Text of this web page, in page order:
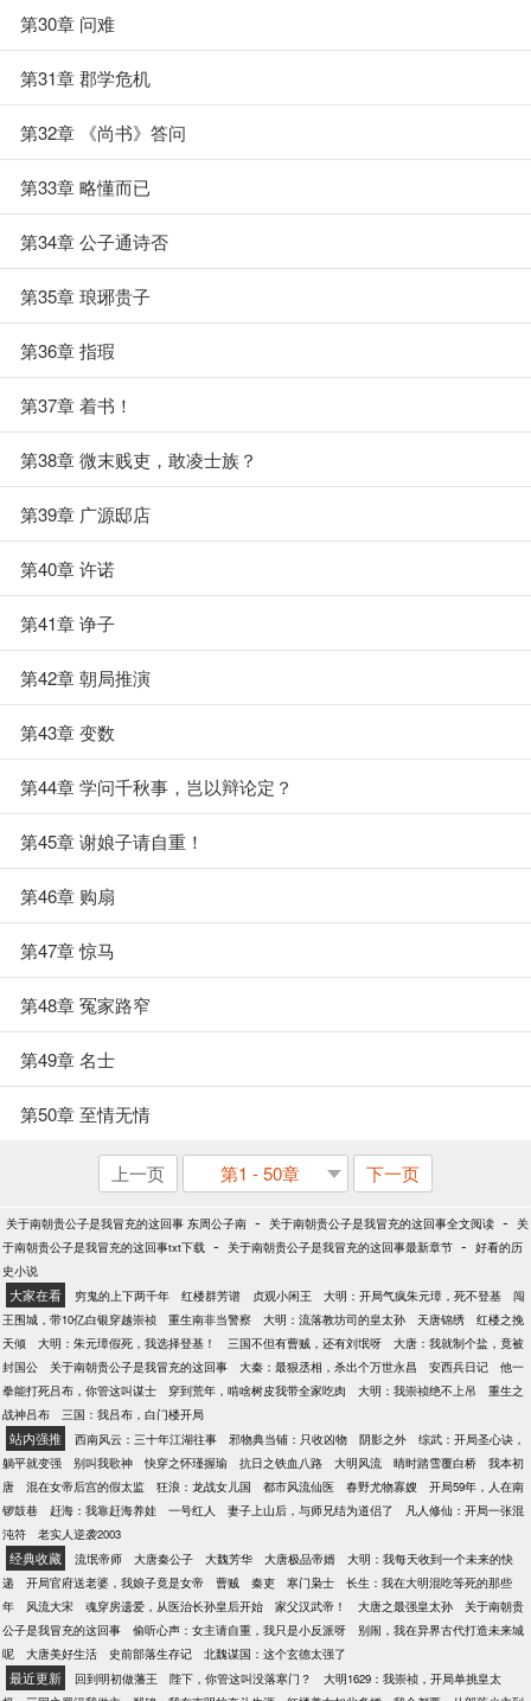
第30章 问难
第31章 郡学危机
第32章 《尚书》答问
第33章 略懂而已
第34章 公子通诗否
第35章 琅琊贵子
第36章 指瑕
第37章 着书！
第38章 微末贱吏，敢凌士族？
第39章 广源邸店
第40章 许诺
第41章 诤子
第42章 朝局推演
第43章 变数
第44章 学问千秋事，岂以辩论定？
第45章 谢娘子请自重！
第46章 购扇
第47章 惊马
第48章 冤家路窄
第49章 名士
第50章 至情无情
上一页 第1 - 50章 下一页
关于南朝贵公子是我冒充的这回事 东周公子南 - 关于南朝贵公子是我冒充的这回事全文阅读 -
关
于南朝贵公子是我冒充的这回事txt下载 - 关于南朝贵公子是我冒充的这回事最新章节 - 好看的历
史小说
大家在看 穷鬼的上下两千年 红楼群芳谱 贞观小闲王 大明：开局气疯朱元璋，死不登基
闯
王围城，带10亿白银穿越崇祯
重生南非当警察 大明：流落教坊司的皇太孙 天唐锦绣
红楼之挽
天倾
大明：朱元璋假死，我选择登基！ 三国不但有曹贼，还有刘氓呀
大唐：我就制个盐，竟被
封国公
关于南朝贵公子是我冒充的这回事 大秦：最狠丞相，杀出个万世永昌 安西兵日记
他一
拳能打死吕布，你管这叫谋士
穿到荒年，啃啥树皮我带全家吃肉 大明：我崇祯绝不上吊
重生之
战神吕布
三国：我吕布，白门楼开局
站内强推 西南风云：三十年江湖往事 邪物典当铺：只收凶物 阴影之外
综武：开局圣心诀，
躺平就变强
别叫我歌神 快穿之怀瑾握瑜 抗日之铁血八路 大明风流 晴时踏雪覆白桥
我本初
唐
混在女帝后宫的假太监 狂浪：龙战女儿国 都市风流仙医 春野尤物寡嫂
开局59年，人在南
锣鼓巷
赶海：我靠赶海养娃 一号红人 妻子上山后，与师兄结为道侣了
凡人修仙：开局一张混
沌符
老实人逆袭2003
经典收藏 流氓帝师 大唐秦公子 大魏芳华 大唐极品帝婿
大明：我每天收到一个未来的快
递
开局官府送老婆，我娘子竟是女帝 曹贼 秦吏 寒门枭士
长生：我在大明混吃等死的那些
年
风流大宋 魂穿房遗爱，从医治长孙皇后开始 家父汉武帝！ 大唐之最强皇太孙
关于南朝贵
公子是我冒充的这回事
偷听心声：女主请自重，我只是小反派呀
别闹，我在异界古代打造未来城
呢
大唐美好生活 史前部落生存记 北魏谋国：这个玄德太强了
最近更新 回到明初做藩王 陛下，你管这叫没落寒门？
大明1629：我崇祯，开局单挑皇太